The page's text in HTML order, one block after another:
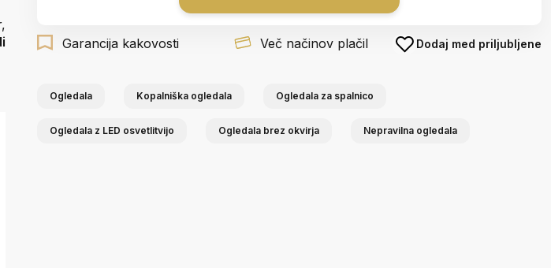
Garancija kakovosti Več načinov plačil Dodaj med priljubljene
Ogledala Kopalniška ogledala Ogledala za spalnico
Ogledala z LED osvetlitvijo Ogledala brez okvirja Nepravilna ogledala